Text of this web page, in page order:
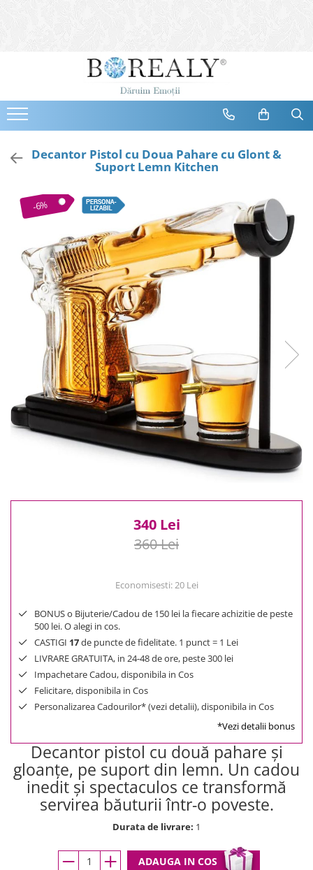
Bijuterii
Cercei
Bratari
Coliere
Tiare
Bijuterii Femei
Bijuterii Copii
Bijuterii Mirese
Selectii
Reduceri
Cele mai noi
Cele mai vandute
Cele mai votate
Cu video
Pret
0 Lei - 100 Lei
100 Lei - 200 Lei
Decantor Pistol cu Doua Pahare cu Glont &
Suport Lemn Kitchen
-6%
340 Lei
360 Lei
Economisesti:20 Lei
BONUS o Bijuterie/Cadou de 150 lei la fiecare achizitie de peste
500 lei. O alegi in cos.
CASTIGI 17de puncte de fidelitate. 1 punct = 1 Lei
LIVRARE GRATUITA, in 24-48 de ore, peste 300 lei
Impachetare Cadou, disponibila in Cos
Felicitare, disponibila in Cos
Personalizarea Cadourilor* (vezi detalii), disponibila in Cos
*Vezi detalii bonus
Decantor pistol cu două pahare și
gloanțe, pe suport din lemn. Un cadou
inedit și spectaculos ce transformă
servirea băuturii într-o poveste.
Durata de livrare: 1
ADAUGA IN COS